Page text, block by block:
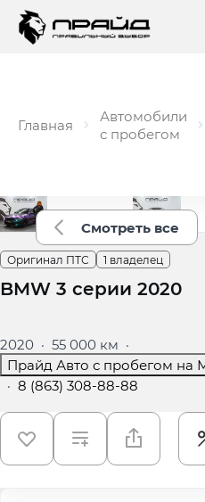
Главная
Автомобили
с пробегом
Смотреть все
Оригинал ПТС 1 владелец
BMW 3 серии 2020
2020 · 55 000 км ·
Прайд Авто с пробегом на
· 8 (863) 308-88-88